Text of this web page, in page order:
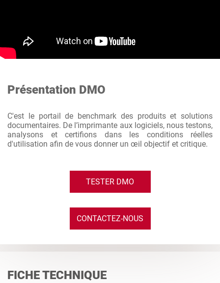
Présentation DMO
C'est le portail de benchmark des produits et solutions
documentaires. De l’imprimante aux logiciels, nous testons,
analysons et certifions dans les conditions réelles
d'utilisation afin de vous donner un œil objectif et critique.
TESTER DMO
CONTACTEZ-NOUS
FICHE TECHNIQUE